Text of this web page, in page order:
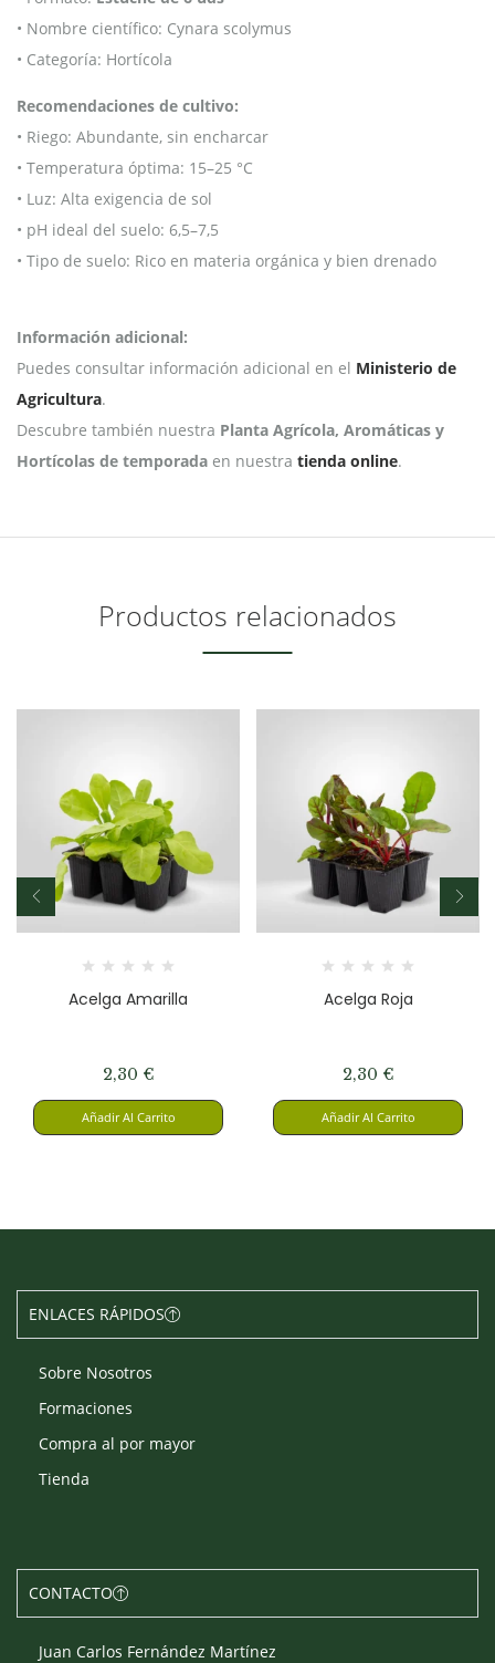
• Nombre científico: Cynara scolymus
• Categoría: Hortícola
Recomendaciones de cultivo:
• Riego: Abundante, sin encharcar
• Temperatura óptima: 15–25 °C
• Luz: Alta exigencia de sol
• pH ideal del suelo: 6,5–7,5
• Tipo de suelo: Rico en materia orgánica y bien drenado
Información adicional:
Puedes consultar información adicional en el Ministerio de
Agricultura.
Descubre también nuestra Planta Agrícola, Aromáticas y
Hortícolas de temporada en nuestra tienda online.
Productos relacionados
Acelga Amarilla
2,30 €
Añadir Al Carrito
Acelga Roja
2,30 €
Añadir Al Carrito
ENLACES RÁPIDOS
Sobre Nosotros
Formaciones
Compra al por mayor
Tienda
CONTACTO
Juan Carlos Fernández Martínez